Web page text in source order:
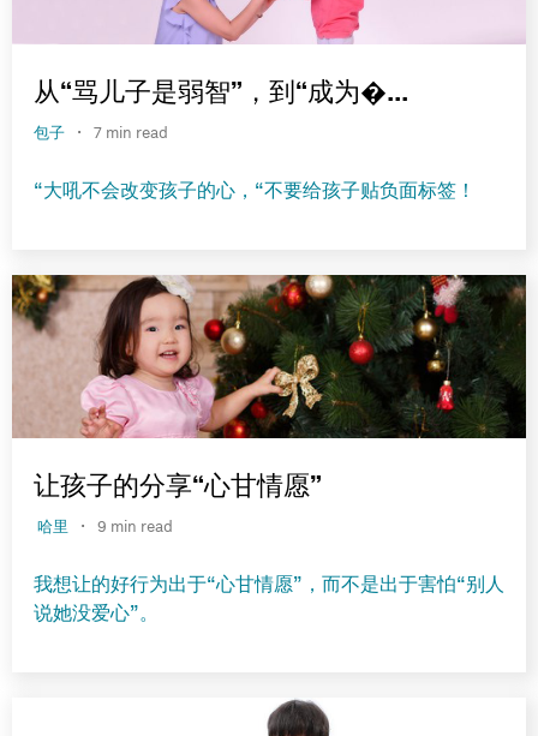
从“骂儿子是弱智”，到“成为�...
包子 · 7 min read
“大吼不会改变孩子的心，“不要给孩子贴负面标签！
让孩子的分享“心甘情愿”
哈里 · 9 min read
我想让的好行为出于“心甘情愿”，而不是出于害怕“别人
说她没爱心”。